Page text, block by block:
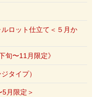
ロット仕立て＜５月か
旬〜11月限定》
タイプ）
月限定＞